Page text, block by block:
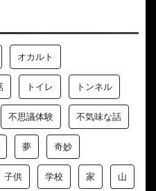
オカルト
トイレ トンネル
不思議体験 不気味な話
夢 奇妙
子供 学校 家 山